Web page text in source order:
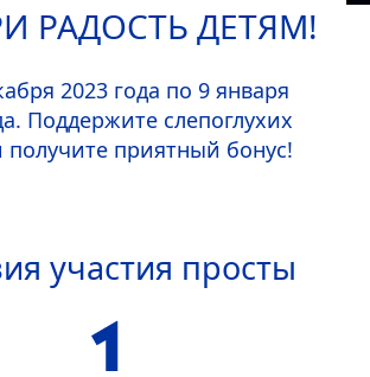
РАДОСТЬ ДЕТЯМ!
2023 года по 9 января
Поддержите слепоглухих
приятный бонус!
участия просты